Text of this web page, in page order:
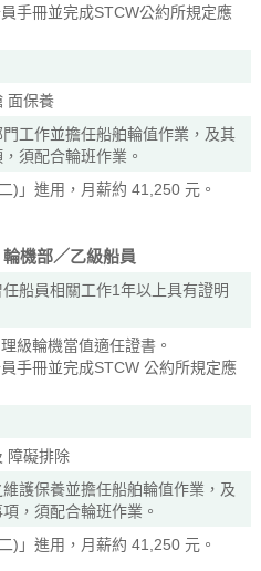
手冊並完成STCW公約所規定應
面保養
工作並擔任船舶輪值作業，及其
須配合輪班作業。
)」進用，月薪約 41,250 元。
輪機部／乙級船員
船員相關工作1年以上具有證明
級輪機當值適任證書。
手冊並完成STCW 公約所規定應
障礙排除
護保養並擔任船舶輪值作業，及
，須配合輪班作業。
)」進用，月薪約 41,250 元。